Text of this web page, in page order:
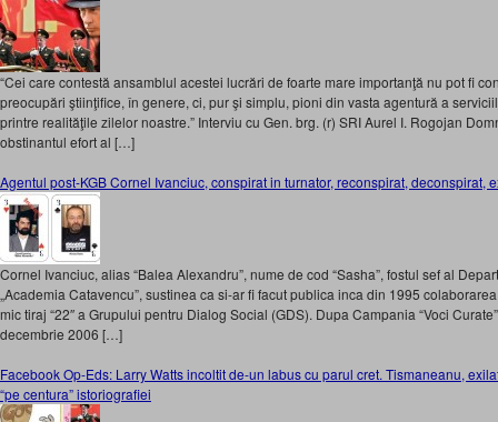
“Cei care contestă ansamblul acestei lucrări de foarte mare importanţă nu pot fi
preocupări ştiinţifice, în genere, ci, pur şi simplu, pioni din vasta agentură a
printre realităţile zilelor noastre.” Interviu cu Gen. brg. (r) SRI Aurel I. Rogojan
obstinantul efort al […]
Agentul post-KGB Cornel Ivanciuc, conspirat in turnator, reconspirat, deconspirat,
Cornel Ivanciuc, alias “Balea Alexandru”, nume de cod “Sasha”, fostul sef al
„Academia Catavencu”, sustinea ca si-ar fi facut publica inca din 1995
mic tiraj “22″ a Grupului pentru Dialog Social (GDS). Dupa Campania “Voci
decembrie 2006 […]
Facebook Op-Eds: Larry Watts incoltit de-un labus cu parul cret. Tismaneanu,
“pe centura” istoriografiei